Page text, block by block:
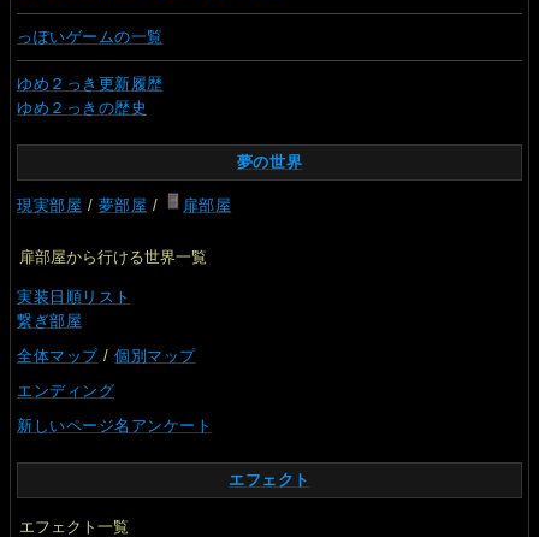
っぽいゲームの一覧
ゆめ２っき更新履歴
ゆめ２っきの歴史
夢の世界
現実部屋 / 夢部屋 / 扉部屋
扉部屋から行ける世界一覧
実装日順リスト
繋ぎ部屋
全体マップ/個別マップ
エンディング
新しいページ名アンケート
エフェクト
エフェクト一覧